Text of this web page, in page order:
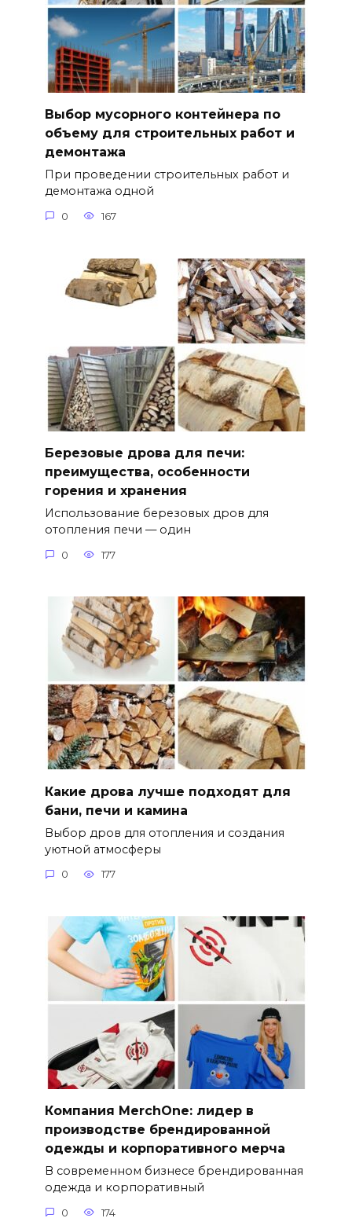
Выбор мусорного контейнера по
объему для строительных работ и
демонтажа
При проведении строительных работ и
демонтажа одной
0 167
Березовые дрова для печи:
преимущества, особенности
горения и хранения
Использование березовых дров для
отопления печи — один
0 177
Какие дрова лучше подходят для
бани, печи и камина
Выбор дров для отопления и создания
уютной атмосферы
0 177
Компания MerchOne: лидер в
производстве брендированной
одежды и корпоративного мерча
В современном бизнесе брендированная
одежда и корпоративный
0 174